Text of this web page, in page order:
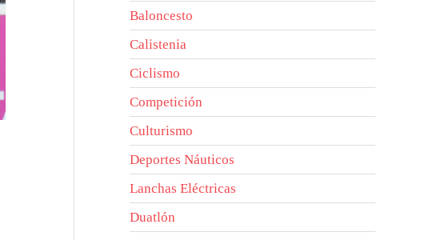
Baloncesto
Calistenia
Ciclismo
Competición
Culturismo
Deportes Náuticos
Lanchas Eléctricas
Duatlón